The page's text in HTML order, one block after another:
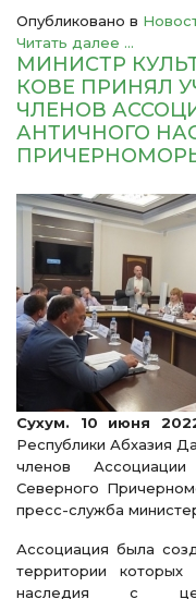
Опубликовано в
Читать далее ...
МИНИСТР
КОВЕ ПРИНЯЛ
ЧЛЕНОВ
АНТИЧНОГО
Сухум. 10 июня
Республики Абхазия
членов
Северного
пресс-служба
Ассоциация была
территории которых
наследия с